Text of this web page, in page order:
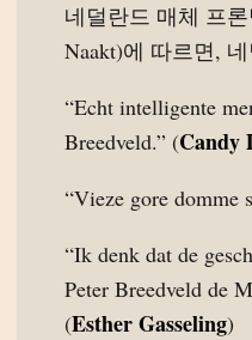
네덜란드 매체 프
Naakt)에 따르면,
“Echt intelligente
Breedveld.” (Candy
“Vieze gore domme
“Ik denk dat de
Peter Breedveld de
(Esther Gasseling)